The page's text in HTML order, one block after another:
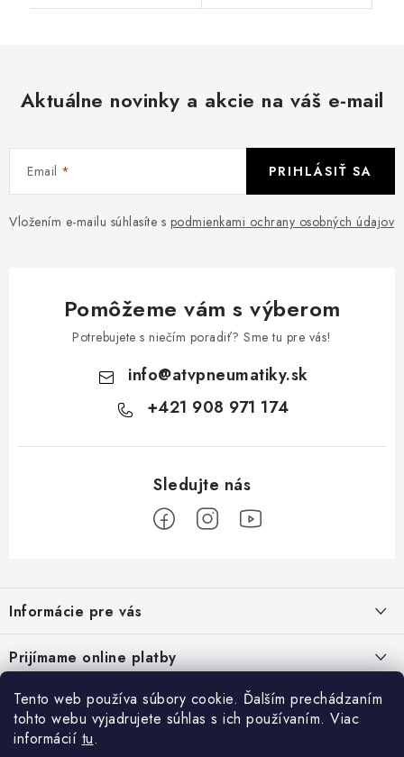
Tento web používa súbory cookie. Ďalším prechádzaním
tohto webu vyjadrujete súhlas s ich používaním. Viac
informácií tu.
Aktuálne novinky a akcie na váš e-mail
Email
Vložením e-mailu súhlasíte s podmienkami ochrany osobných údajov
PRIHLÁSIŤ SA
Pomôžeme vám s výberom
Potrebujete s niečím poradiť? Sme tu pre vás!
info@atvpneumatiky.sk
+421 908 971 174
p
ä
t
Informácie pre vás
Reklamačný poriadok - formulár
Kontakt
Prijímame online platby
Prihlásenie
E-mail
Facebook